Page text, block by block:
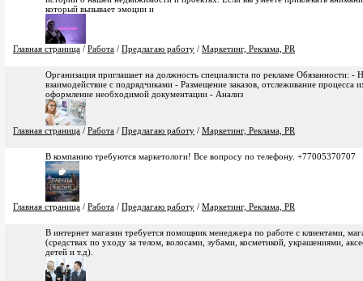
который вызывает эмоции и
Главная страница / Работа / Предлагаю работу / Маркетинг, Реклама, PR
Организация приглашает на должность специалиста по рекламе Обязанности: -
взаимодействие с подрядчиками - Размещение заказов, отслеживание процесса
оформление необходимой документации - Анализ
Главная страница / Работа / Предлагаю работу / Маркетинг, Реклама, PR
В компанию требуются маркетологи! Все вопросу по телефону. +77005370707
Главная страница / Работа / Предлагаю работу / Маркетинг, Реклама, PR
В интернет магазин требуется помощник менеджера по работе с клиентами,
(средствах по уходу за телом, волосами, зубами, косметикой, украшениями,
детей и т.д).